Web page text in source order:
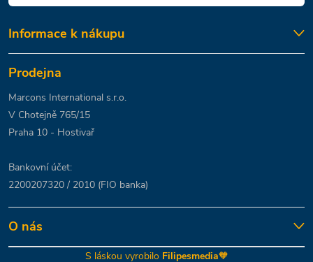
Informace k nákupu
Prodejna
Marcons International s.r.o.
V Chotejně 765/15
Praha 10 - Hostivař
Bankovní účet:
2200207320 / 2010 (FIO banka)
O nás
S láskou vyrobilo Filipesmedia🧡